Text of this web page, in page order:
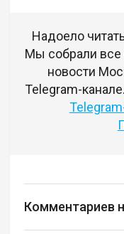
Надоело
Мы собрали
новости
Telegram-
Комментариев